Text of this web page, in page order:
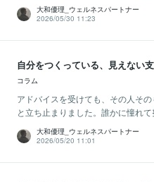
大和優理_ウェルネスパートナー
2026/05/30 11:23
自分をつくっている、見えない
コラム
アドバイスを受けても、その人そ
と立ち止まりました。誰かに憧れ
大和優理_ウェルネスパートナー
2026/05/20 11:01